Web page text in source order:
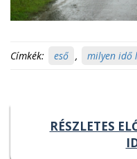
Címkék: eső , milyen idő
RÉSZLETES